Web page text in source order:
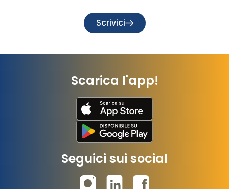
Scrivici
Scarica l'app!
Seguici sui social